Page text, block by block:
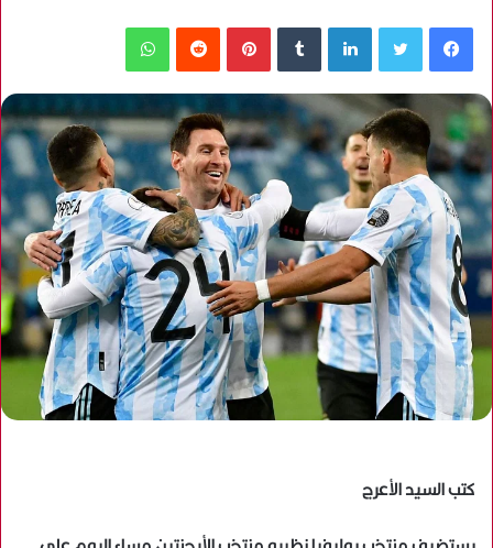
فيسبوك لينكدإن بينتيريست
كتب السيد الأعرج